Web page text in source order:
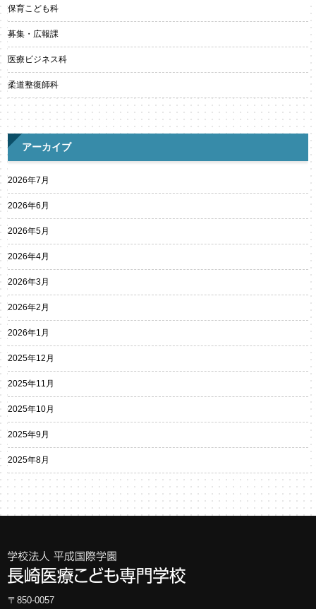
保育こども科
募集・広報課
医療ビジネス科
柔道整復師科
アーカイブ
2026年7月
2026年6月
2026年5月
2026年4月
2026年3月
2026年2月
2026年1月
2025年12月
2025年11月
2025年10月
2025年9月
2025年8月
〒850-0057